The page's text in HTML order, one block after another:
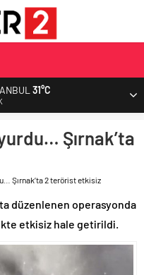
bilimsel destek
mesaisi
31°C
Şırnak’ta
Şırnak’ta 2 terörist etkisiz
düzenlenen operasyonda
etkisiz hale getirildi.